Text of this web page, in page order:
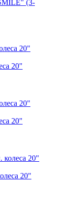
(3-
20"
20"
20"